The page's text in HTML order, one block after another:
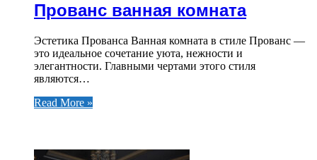
Прованс ванная комната
Эстетика Прованса Ванная комната в стиле Прованс —
это идеальное сочетание уюта, нежности и
элегантности. Главными чертами этого стиля
являются…
Read More »